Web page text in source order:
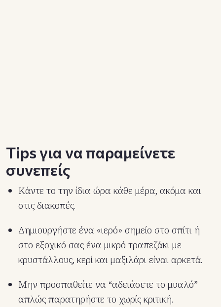
Tips για να παραμείνετε
συνεπείς
Κάντε το την ίδια ώρα κάθε μέρα, ακόμα και
στις διακοπές.
Δημιουργήστε ένα «ιερό» σημείο στο σπίτι ή
στο εξοχικό σας ένα μικρό τραπεζάκι με
κρυστάλλους, κερί και μαξιλάρι είναι αρκετά.
Μην προσπαθείτε να “αδειάσετε το μυαλό”
απλώς παρατηρήστε το χωρίς κριτική.